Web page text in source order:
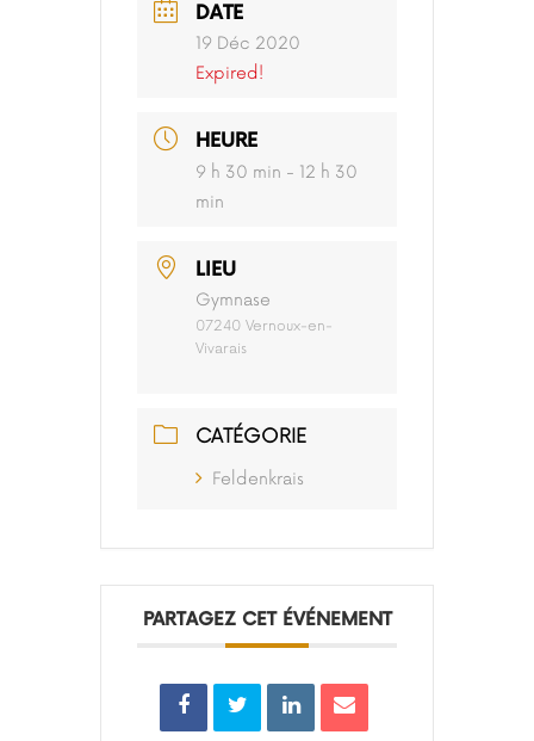
DATE
19 Déc 2020
Expired!
HEURE
9 h 30 min - 12 h 30
min
LIEU
Gymnase
07240 Vernoux-en-
Vivarais
CATÉGORIE
Feldenkrais
PARTAGEZ CET ÉVÉNEMENT